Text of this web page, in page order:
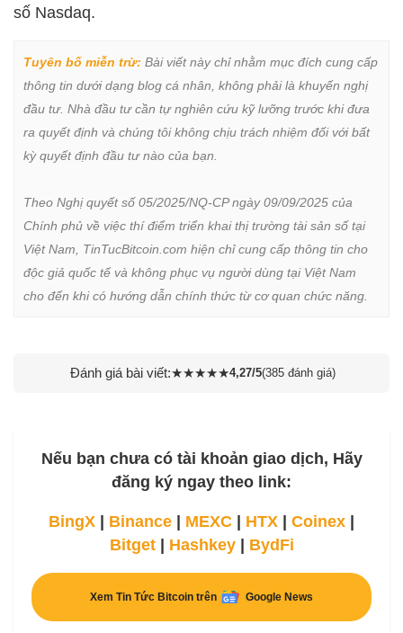
số Nasdaq.
Tuyên bố miễn trừ: Bài viết này chỉ nhằm mục đích cung cấp
thông tin dưới dạng blog cá nhân, không phải là khuyến nghị
đầu tư. Nhà đầu tư cần tự nghiên cứu kỹ lưỡng trước khi đưa
ra quyết định và chúng tôi không chịu trách nhiệm đối với bất
kỳ quyết định đầu tư nào của bạn.
Theo Nghị quyết số 05/2025/NQ-CP ngày 09/09/2025 của
Chính phủ về việc thí điểm triển khai thị trường tài sản số tại
Việt Nam, TinTucBitcoin.com hiện chỉ cung cấp thông tin cho
độc giả quốc tế và không phục vụ người dùng tại Việt Nam
cho đến khi có hướng dẫn chính thức từ cơ quan chức năng.
Đánh giá bài viết:★★★★★4,27/5(385 đánh giá)
Nếu bạn chưa có tài khoản giao dịch, Hãy
đăng ký ngay theo link:
BingX | Binance | MEXC | HTX | Coinex |
Bitget| Hashkey| BydFi
Xem Tin Tức Bitcoin trên Google News